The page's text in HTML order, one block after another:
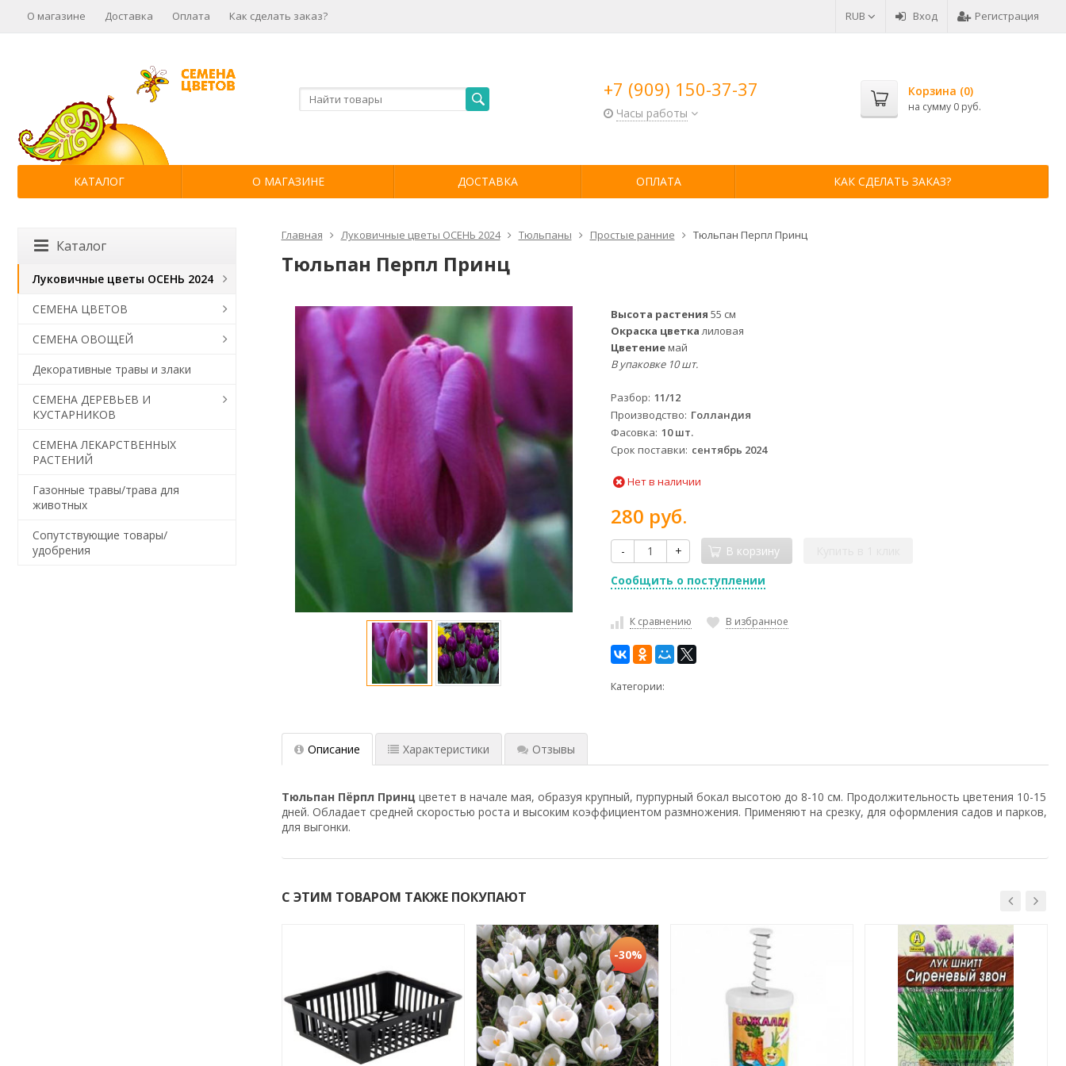
RUB Вход Регистрация
О магазине Доставка Оплата Как сделать заказ?
+7 (909) 150-37-37
Часы работы
Корзина (0)
на сумму 0 руб.
КАТАЛОГ О МАГАЗИНЕ ДОСТАВКА ОПЛАТА КАК СДЕЛАТЬ ЗАКАЗ?
Главная Луковичные цветы ОСЕНЬ 2024 Тюльпаны Простые ранние Тюльпан Перпл Принц
Тюльпан Перпл Принц
Высота растения55 см
Окраска цветкалиловая
Цветениемай
В упаковке 10 шт.
Разбор 11/12
Производство Голландия
Фасовка 10 шт.
Срок поставки сентябрь 2024
Нет в наличии
280 руб.
- + В корзину
Сообщить о поступлении
К сравнению В избранное
Категории:
Описание Характеристики Отзывы
Тюльпан Пёрпл Принц цветет в начале мая, образуя крупный, пурпурный бокал высотою до 8-10 см. Продолжительность цветения 10-15
дней. Обладает средней скоростью роста и высоким коэффициентом размножения. Применяют на срезку, для оформления садов и парков,
для выгонки.
С ЭТИМ ТОВАРОМ ТАКЖЕ ПОКУПАЮТ
-30%
Каталог
Луковичные цветы ОСЕНЬ 2024
СЕМЕНА ЦВЕТОВ
СЕМЕНА ОВОЩЕЙ
Декоративные травы и злаки
СЕМЕНА ДЕРЕВЬЕВ И
КУСТАРНИКОВ
СЕМЕНА ЛЕКАРСТВЕННЫХ
РАСТЕНИЙ
Газонные травы/трава для
животных
Сопутствующие товары/
удобрения